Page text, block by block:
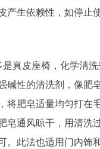
产生依赖性，如停止
真皮座椅，化学清
碱性的清洗剂，像肥
将肥皂适量均匀打在
皂通风晾干，用清洗
。此法也适用门内饰